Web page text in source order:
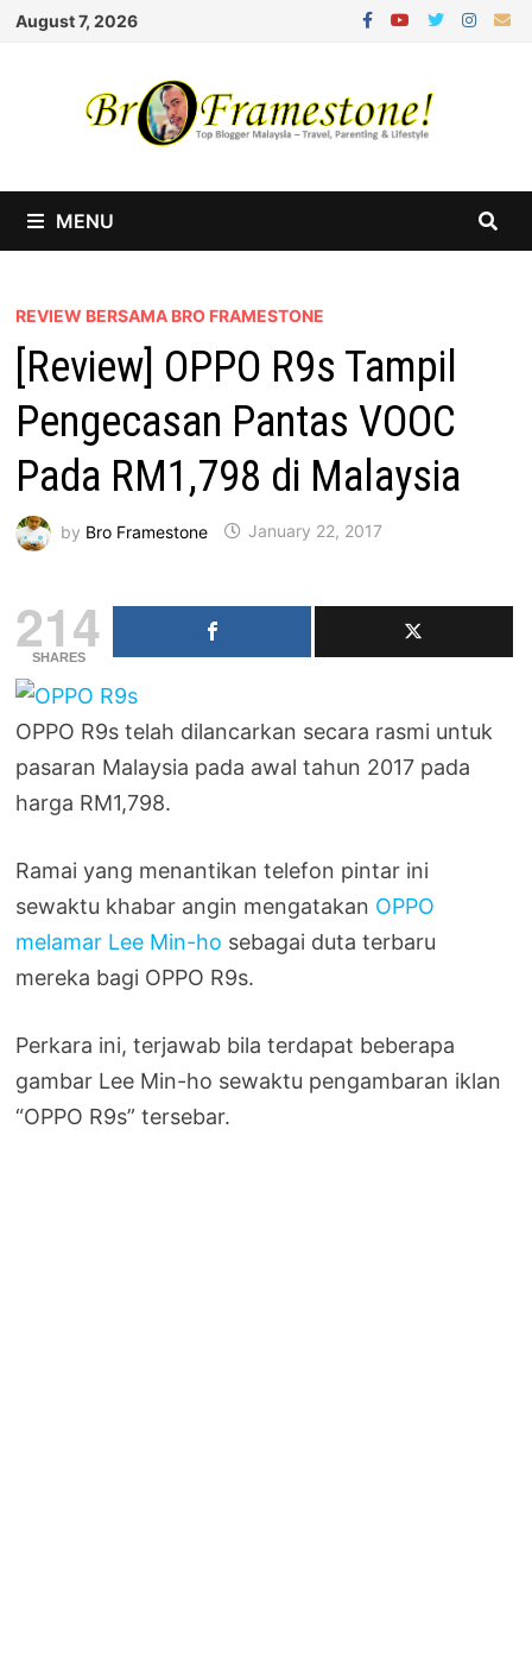
Skip
August 7, 2026
MENU
REVIEW BERSAMA BRO FRAMESTONE
[Review] OPPO R9s Tampil
Pengecasan Pantas VOOC
Pada RM1,798 di Malaysia
by Bro Framestone January 22, 2017
214
SHARES
OPPO R9s telah dilancarkan secara rasmi untuk
pasaran Malaysia pada awal tahun 2017 pada
harga RM1,798.
Ramai yang menantikan telefon pintar ini
sewaktu khabar angin mengatakan OPPO
melamar Lee Min-ho sebagai duta terbaru
mereka bagi OPPO R9s.
Perkara ini, terjawab bila terdapat beberapa
gambar Lee Min-ho sewaktu pengambaran iklan
“OPPO R9s” tersebar.